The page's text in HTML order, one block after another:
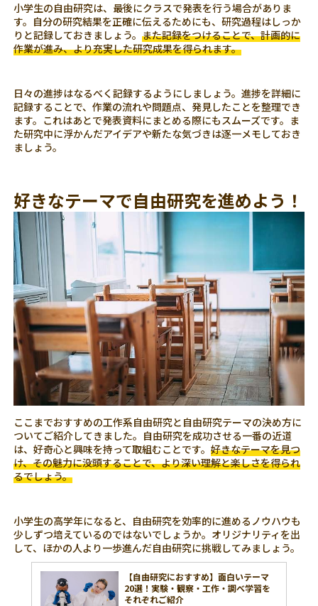
小学生の自由研究は、最後にクラスで発表を行う場合がありま
す。自分の研究結果を正確に伝えるためにも、研究過程はしっか
りと記録しておきましょう。また記録をつけることで、計画的に
作業が進み、より充実した研究成果を得られます。
日々の進捗はなるべく記録するようにしましょう。進捗を詳細に
記録することで、作業の流れや問題点、発見したことを整理でき
ます。これはあとで発表資料にまとめる際にもスムーズです。ま
た研究中に浮かんだアイデアや新たな気づきは逐一メモしておき
ましょう。
好きなテーマで自由研究を進めよう！
ここまでおすすめの工作系自由研究と自由研究テーマの決め方に
ついてご紹介してきました。自由研究を成功させる一番の近道
は、好奇心と興味を持って取組むことです。好きなテーマを見つ
け、その魅力に没頭することで、より深い理解と楽しさを得られ
るでしょう。
小学生の高学年になると、自由研究を効率的に進めるノウハウも
少しずつ培えているのではないでしょうか。オリジナリティを出
して、ほかの人より一歩進んだ自由研究に挑戦してみましょう。
【自由研究におすすめ】面白いテーマ
20選！実験・観察・工作・調べ学習を
それぞれご紹介